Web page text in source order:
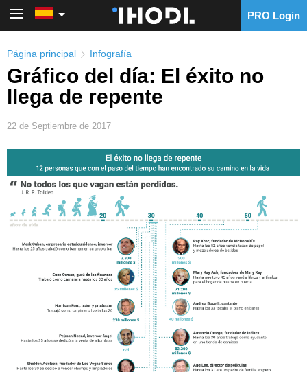
PRO Login
Página principal Infografía
Gráfico del día: El éxito no
llega de repente
22 de Septiembre de 2017